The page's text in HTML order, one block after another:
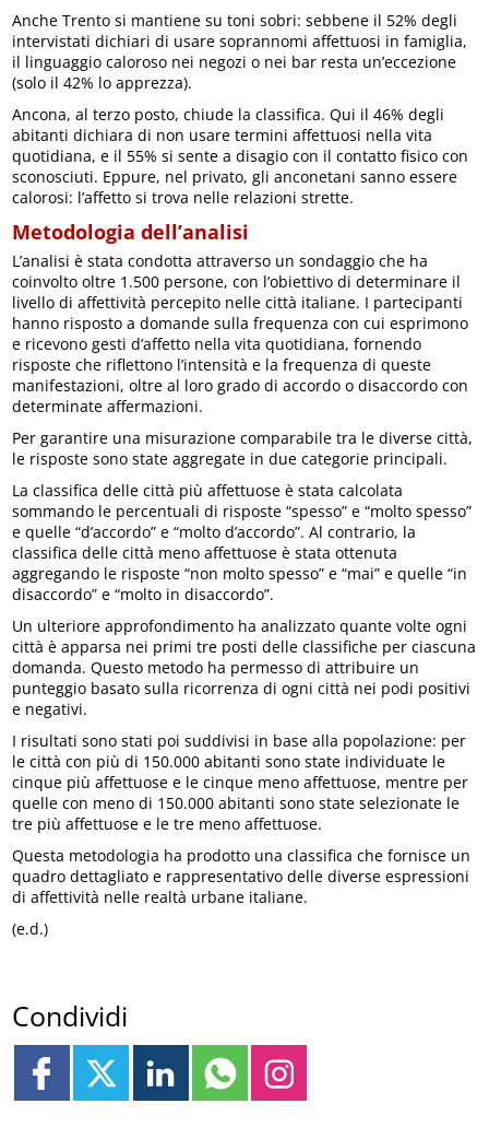
Anche Trento si mantiene su toni sobri: sebbene il 52% degli
intervistati dichiari di usare soprannomi affettuosi in famiglia,
il linguaggio caloroso nei negozi o nei bar resta un’eccezione
(solo il 42% lo apprezza).
Ancona, al terzo posto, chiude la classifica. Qui il 46% degli
abitanti dichiara di non usare termini affettuosi nella vita
quotidiana, e il 55% si sente a disagio con il contatto fisico con
sconosciuti. Eppure, nel privato, gli anconetani sanno essere
calorosi: l’affetto si trova nelle relazioni strette.
Metodologia dell’analisi
L’analisi è stata condotta attraverso un sondaggio che ha
coinvolto oltre 1.500 persone, con l’obiettivo di determinare il
livello di affettività percepito nelle città italiane. I partecipanti
hanno risposto a domande sulla frequenza con cui esprimono
e ricevono gesti d’affetto nella vita quotidiana, fornendo
risposte che riflettono l’intensità e la frequenza di queste
manifestazioni, oltre al loro grado di accordo o disaccordo con
determinate affermazioni.
Per garantire una misurazione comparabile tra le diverse città,
le risposte sono state aggregate in due categorie principali.
La classifica delle città più affettuose è stata calcolata
sommando le percentuali di risposte “spesso” e “molto spesso”
e quelle “d’accordo” e “molto d’accordo”. Al contrario, la
classifica delle città meno affettuose è stata ottenuta
aggregando le risposte “non molto spesso” e “mai” e quelle “in
disaccordo” e “molto in disaccordo”.
Un ulteriore approfondimento ha analizzato quante volte ogni
città è apparsa nei primi tre posti delle classifiche per ciascuna
domanda. Questo metodo ha permesso di attribuire un
punteggio basato sulla ricorrenza di ogni città nei podi positivi
e negativi.
I risultati sono stati poi suddivisi in base alla popolazione: per
le città con più di 150.000 abitanti sono state individuate le
cinque più affettuose e le cinque meno affettuose, mentre per
quelle con meno di 150.000 abitanti sono state selezionate le
tre più affettuose e le tre meno affettuose.
Questa metodologia ha prodotto una classifica che fornisce un
quadro dettagliato e rappresentativo delle diverse espressioni
di affettività nelle realtà urbane italiane.
(e.d.)
Condividi